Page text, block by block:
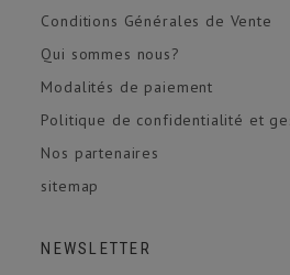
Conditions Générales de Vente
Qui sommes nous?
Modalités de paiement
Politique de confidentialité et
Nos partenaires
sitemap
NEWSLETTER